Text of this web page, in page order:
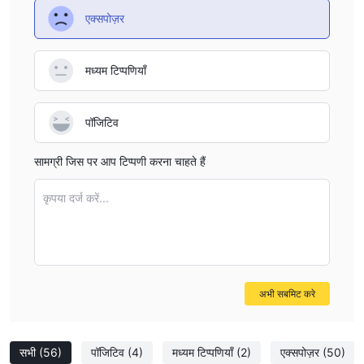
इंडिकेटर्स के साथ, MT4 स्वचालित ट्रेडिंग और EA ट्रेडिंग के लिए उपलब्ध है, जो
सभी स्तर के ट्रेडर्स को विभिन्न ट्रेडिंग रणनीतियों का विकास करने में मदद करता है और
नीचे दिए गए ट्रेडिंग प्लेटफॉर्म तुलना तालिका देखें:
जमा और निकासी
CJC Markets की आधिकारिक वेबसाइट पर होम पेज पर दिखाए गए लोगों से हमें यह
लगता है कि यह दलाल विभिन्न जमा और निकासी विकल्पों को स्वीकार करता है, जिनमें
वीजा, मास्टरकार्ड, बिटकॉइन, बिट वॉलेट, बीटीपे, बैंक वायर, ड्रैगन पे,
हेल्प2ए, पे ट्रस्ट, स्क्रिल, नेटेलर और टेथर
पर शुल्क या प्रतिबंध हो सकते हैं, इसलिए किसी भी लेन-देन से पहले ब्रोकर की
नोट: एफएक्सडीडी के लिए निकासी शुल्क भुगतान की विधि पर निर्भर करता है। अधिक
सभी (56) पॉजिटिव (4) मध्यम टिप्पणियाँ (2) एक्सपोज़र (50)
एक्सपोज़र
मध्यम टिप्पणियाँ
पॉजिटिव
सामग्री जिस पर आप टिप्पणी करना चाहते हैं
कृपया दर्ज करें...
अभी सबमिट करे